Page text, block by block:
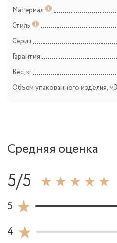
Материал
Стиль
Серия
Гарантия
Вес, кг
Объем упакованного изделия, м3
Средняя оценка
5/5
5
4